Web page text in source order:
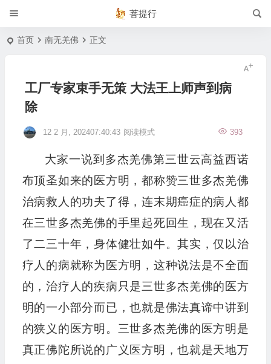
菩提行
首页 南无羌佛 正文
工厂专家束手无策 大法王上师声到病
除
12 2 月, 202407:40:43 393
阅读模式
大家一说到多杰羌佛第三世云高益西诺
布顶圣如来的医方明，都称赞三世多杰羌佛
治病救人的功夫了得，连末期癌症的病人都
在三世多杰羌佛的手里起死回生，现在又活
了二三十年，身体健壮如牛。其实，仅以治
疗人的病就称为医方明，这种说法是不全面
的，治疗人的疾病只是三世多杰羌佛的医方
明的一小部分而已，也就是佛法真谛中讲到
的狭义的医方明。三世多杰羌佛的医方明是
真正佛陀所说的广义医方明，也就是天地万